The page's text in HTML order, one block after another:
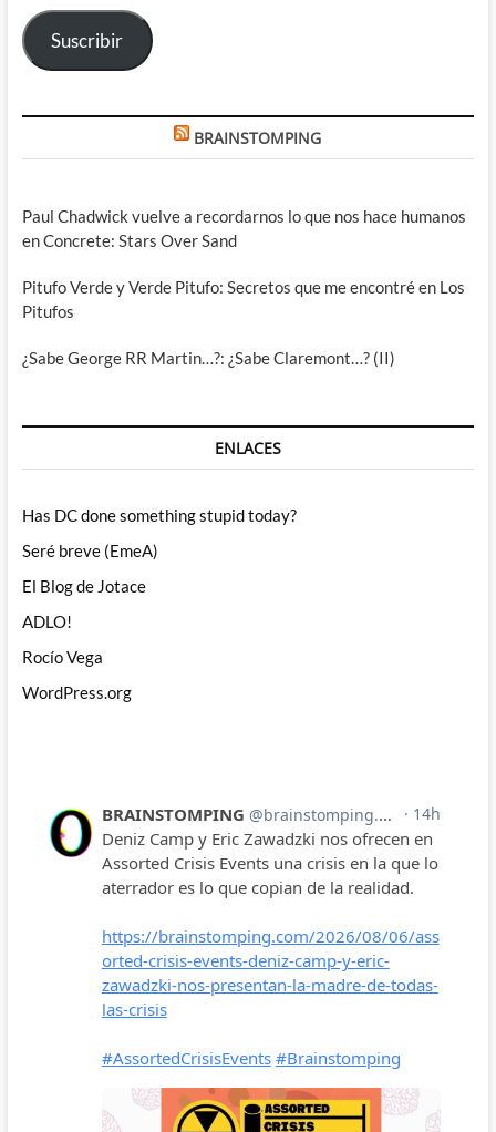
electrónico
Suscribir
BRAINSTOMPING
Paul Chadwick vuelve a recordarnos lo que nos hace humanos
en Concrete: Stars Over Sand
Pitufo Verde y Verde Pitufo: Secretos que me encontré en Los
Pitufos
¿Sabe George RR Martin…?: ¿Sabe Claremont…? (II)
ENLACES
Has DC done something stupid today?
Seré breve (EmeA)
El Blog de Jotace
ADLO!
Rocío Vega
WordPress.org